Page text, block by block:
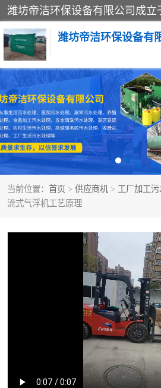
潍坊帝洁环保设备有
当前位置： 首页 > 供应商机 > 工厂加工
流式气浮机工艺原理
一体化提升泵站 屠
设
一体化生活污水处理设备 学
医院污水处理设备 喷
玻璃钢一体化污水处理设 水
养殖污水处理设备 洗
洗车废水处理设备 实
平流式溶气气浮机 风
设
高速服务区收费站污水处 微
海鲜加工污水处理设备 蒸